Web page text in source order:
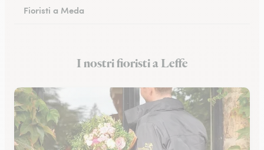
Fioristi a Meda
Fioristi a MonzaI nostri fioristi a Leffe